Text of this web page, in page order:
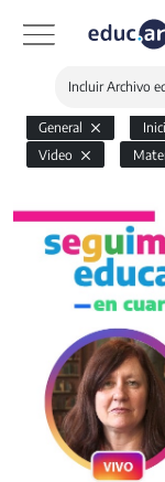
Incluir Archivo
General
Video